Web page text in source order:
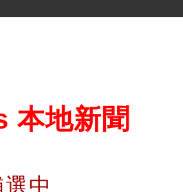
本地新聞
中